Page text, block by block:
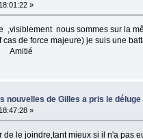
»
,visiblement nous sommes sur la
de force majeure) je suis une
nouvelles de Gilles a pris le
»
le joindre,tant mieux si il n'a pas